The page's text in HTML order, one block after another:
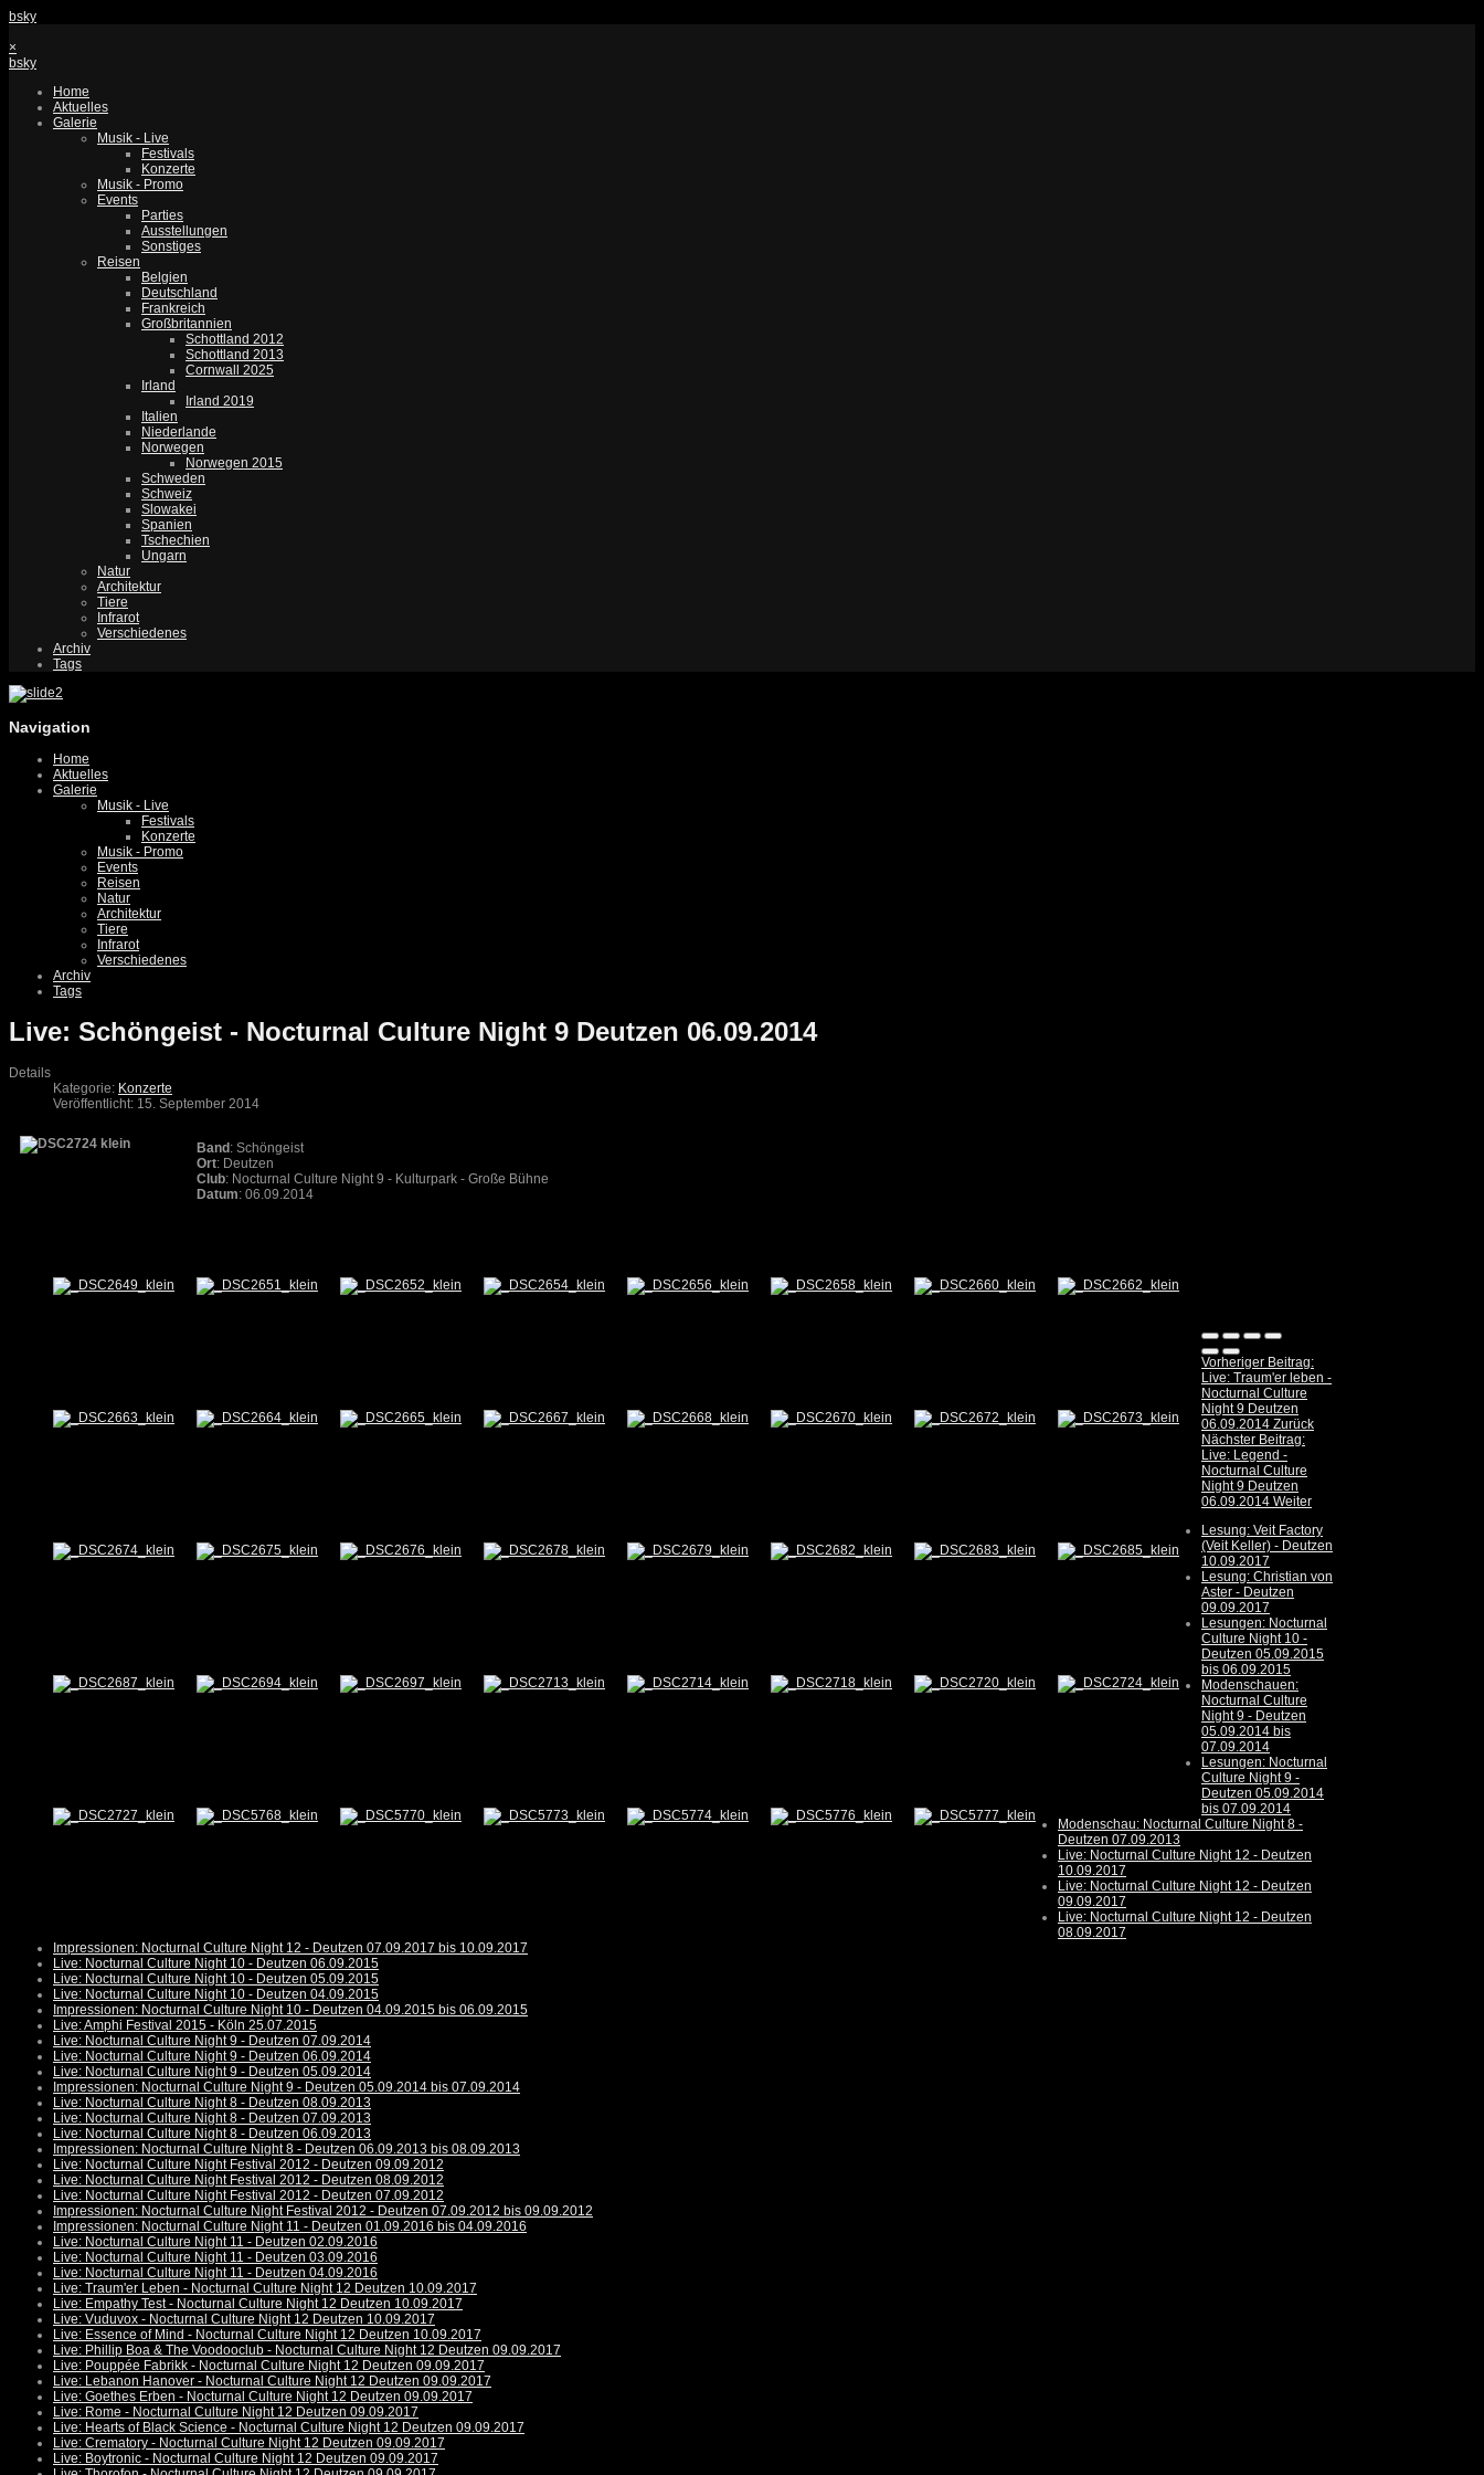
bsky
×
bsky
Home
Aktuelles
Galerie
Musik - Live
Festivals
Konzerte
Musik - Promo
Events
Parties
Ausstellungen
Sonstiges
Reisen
Belgien
Deutschland
Frankreich
Großbritannien
Schottland 2012
Schottland 2013
Cornwall 2025
Irland
Irland 2019
Italien
Niederlande
Norwegen
Norwegen 2015
Schweden
Schweiz
Slowakei
Spanien
Tschechien
Ungarn
Natur
Architektur
Tiere
Infrarot
Verschiedenes
Archiv
Tags
Navigation
Home
Aktuelles
Galerie
Musik - Live
Festivals
Konzerte
Musik - Promo
Events
Reisen
Natur
Architektur
Tiere
Infrarot
Verschiedenes
Archiv
Tags
Live: Schöngeist - Nocturnal Culture Night 9 Deutzen 06.09.2014
Details
Kategorie: Konzerte
Veröffentlicht: 15. September 2014
Band : Schöngeist
Ort: Deutzen
Club: Nocturnal Culture Night 9 - Kulturpark - Große Bühne
Datum: 06.09.2014
Vorheriger Beitrag:
Live: Traum'er leben -
Nocturnal Culture
Night 9 Deutzen
06.09.2014 Zurück
Nächster Beitrag:
Live: Legend -
Nocturnal Culture
Night 9 Deutzen
06.09.2014 Weiter
Lesung: Veit Factory
(Veit Keller) - Deutzen
10.09.2017
Lesung: Christian von
Aster - Deutzen
09.09.2017
Lesungen: Nocturnal
Culture Night 10 -
Deutzen 05.09.2015
bis 06.09.2015
Modenschauen:
Nocturnal Culture
Night 9 - Deutzen
05.09.2014 bis
07.09.2014
Lesungen: Nocturnal
Culture Night 9 -
Deutzen 05.09.2014
bis 07.09.2014
Modenschau: Nocturnal Culture Night 8 -
Deutzen 07.09.2013
Live: Nocturnal Culture Night 12 - Deutzen
10.09.2017
Live: Nocturnal Culture Night 12 - Deutzen
09.09.2017
Live: Nocturnal Culture Night 12 - Deutzen
08.09.2017
Impressionen: Nocturnal Culture Night 12 - Deutzen 07.09.2017 bis 10.09.2017
Live: Nocturnal Culture Night 10 - Deutzen 06.09.2015
Live: Nocturnal Culture Night 10 - Deutzen 05.09.2015
Live: Nocturnal Culture Night 10 - Deutzen 04.09.2015
Impressionen: Nocturnal Culture Night 10 - Deutzen 04.09.2015 bis 06.09.2015
Live: Amphi Festival 2015 - Köln 25.07.2015
Live: Nocturnal Culture Night 9 - Deutzen 07.09.2014
Live: Nocturnal Culture Night 9 - Deutzen 06.09.2014
Live: Nocturnal Culture Night 9 - Deutzen 05.09.2014
Impressionen: Nocturnal Culture Night 9 - Deutzen 05.09.2014 bis 07.09.2014
Live: Nocturnal Culture Night 8 - Deutzen 08.09.2013
Live: Nocturnal Culture Night 8 - Deutzen 07.09.2013
Live: Nocturnal Culture Night 8 - Deutzen 06.09.2013
Impressionen: Nocturnal Culture Night 8 - Deutzen 06.09.2013 bis 08.09.2013
Live: Nocturnal Culture Night Festival 2012 - Deutzen 09.09.2012
Live: Nocturnal Culture Night Festival 2012 - Deutzen 08.09.2012
Live: Nocturnal Culture Night Festival 2012 - Deutzen 07.09.2012
Impressionen: Nocturnal Culture Night Festival 2012 - Deutzen 07.09.2012 bis 09.09.2012
Impressionen: Nocturnal Culture Night 11 - Deutzen 01.09.2016 bis 04.09.2016
Live: Nocturnal Culture Night 11 - Deutzen 02.09.2016
Live: Nocturnal Culture Night 11 - Deutzen 03.09.2016
Live: Nocturnal Culture Night 11 - Deutzen 04.09.2016
Live: Traum'er Leben - Nocturnal Culture Night 12 Deutzen 10.09.2017
Live: Empathy Test - Nocturnal Culture Night 12 Deutzen 10.09.2017
Live: Vuduvox - Nocturnal Culture Night 12 Deutzen 10.09.2017
Live: Essence of Mind - Nocturnal Culture Night 12 Deutzen 10.09.2017
Live: Phillip Boa & The Voodooclub - Nocturnal Culture Night 12 Deutzen 09.09.2017
Live: Pouppée Fabrikk - Nocturnal Culture Night 12 Deutzen 09.09.2017
Live: Lebanon Hanover - Nocturnal Culture Night 12 Deutzen 09.09.2017
Live: Goethes Erben - Nocturnal Culture Night 12 Deutzen 09.09.2017
Live: Rome - Nocturnal Culture Night 12 Deutzen 09.09.2017
Live: Hearts of Black Science - Nocturnal Culture Night 12 Deutzen 09.09.2017
Live: Crematory - Nocturnal Culture Night 12 Deutzen 09.09.2017
Live: Boytronic - Nocturnal Culture Night 12 Deutzen 09.09.2017